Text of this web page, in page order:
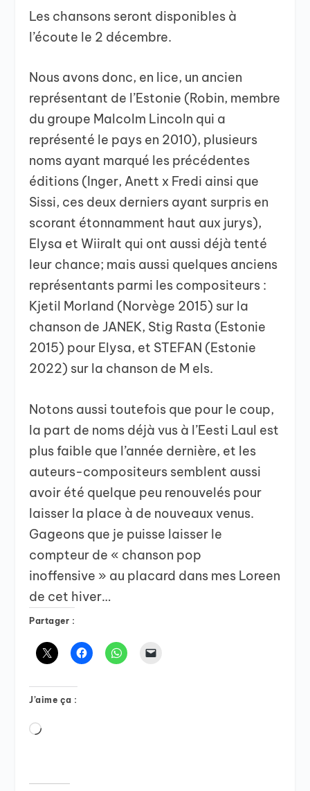
Les chansons seront disponibles à
l’écoute le 2 décembre.
Nous avons donc, en lice, un ancien
représentant de l’Estonie (Robin, membre
du groupe Malcolm Lincoln qui a
représenté le pays en 2010), plusieurs
noms ayant marqué les précédentes
éditions (Inger, Anett x Fredi ainsi que
Sissi, ces deux derniers ayant surpris en
scorant étonnamment haut aux jurys),
Elysa et Wiiralt qui ont aussi déjà tenté
leur chance; mais aussi quelques anciens
représentants parmi les compositeurs :
Kjetil Morland (Norvège 2015) sur la
chanson de JANEK, Stig Rasta (Estonie
2015) pour Elysa, et STEFAN (Estonie
2022) sur la chanson de M els.
Notons aussi toutefois que pour le coup,
la part de noms déjà vus à l’Eesti Laul est
plus faible que l’année dernière, et les
auteurs-compositeurs semblent aussi
avoir été quelque peu renouvelés pour
laisser la place à de nouveaux venus.
Gageons que je puisse laisser le
compteur de « chanson pop
inoffensive » au placard dans mes Loreen
de cet hiver…
Partager :
J’aime ça :
Chargement…